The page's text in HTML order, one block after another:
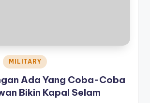
MILITARY
Ada Yang Coba-Coba
Bikin Kapal Selam